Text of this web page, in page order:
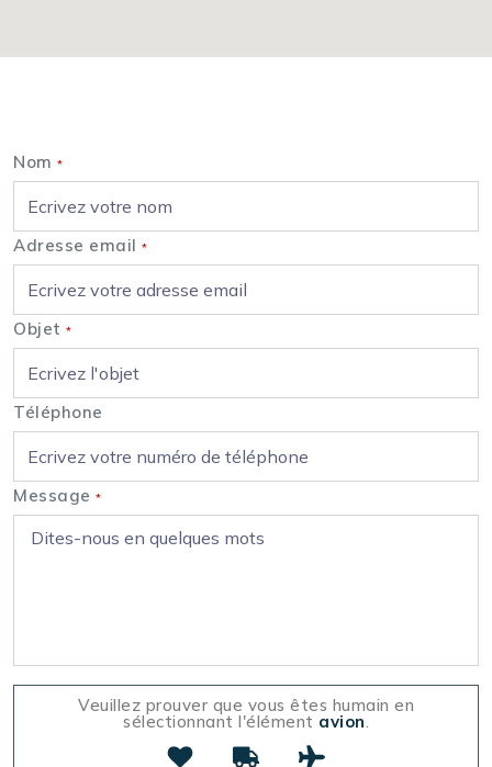
Nom *
Adresse email *
Objet *
Téléphone
Message *
Veuillez prouver que vous êtes humain en
sélectionnant l'élément avion.